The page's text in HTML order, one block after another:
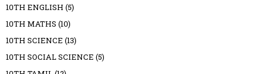
10TH ENGLISH (5)
10TH MATHS (10)
10TH SCIENCE (13)
10TH SOCIAL SCIENCE (5)